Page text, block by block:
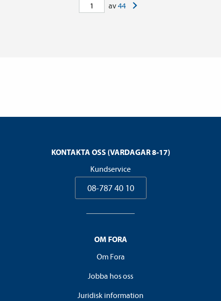
av44
KONTAKTA OSS (VARDAGAR 8-17)
Kundservice
08-787 40 10
OM FORA
Om Fora
Jobba hos oss
Juridisk information